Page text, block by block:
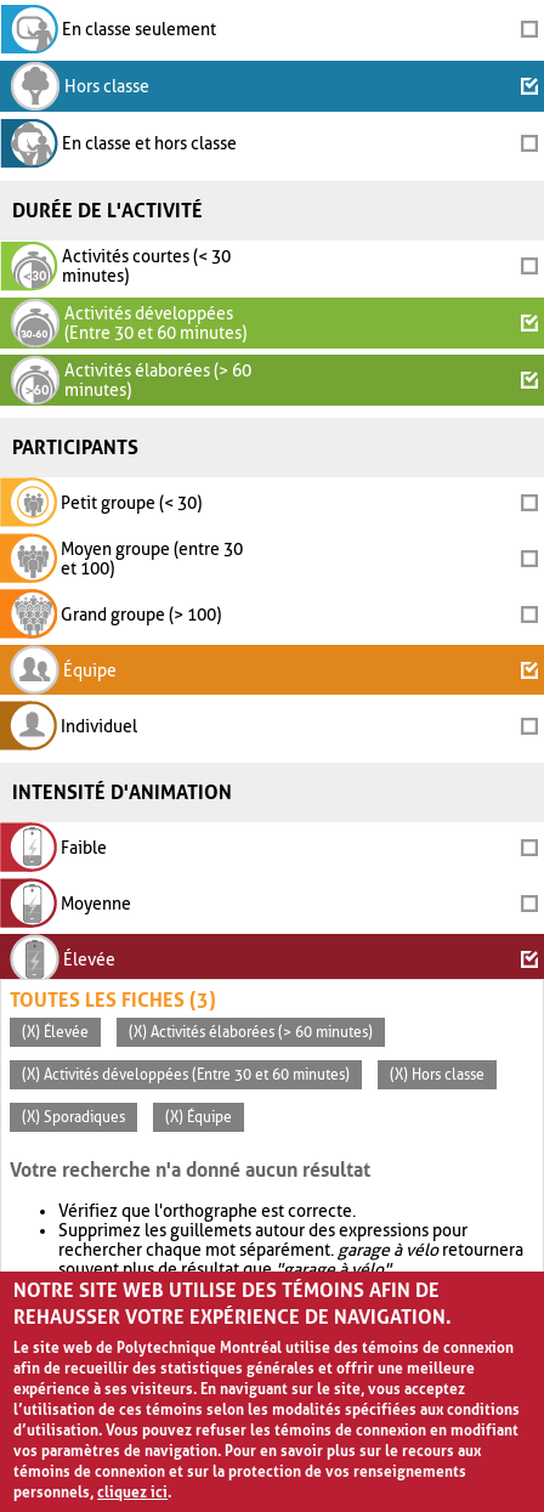
En classe seulement
Hors classe
En classe et hors classe
DURÉE DE L'ACTIVITÉ
Activités courtes (< 30
minutes)
Activités développées
(Entre 30 et 60 minutes)
Activités élaborées (> 60
minutes)
PARTICIPANTS
Petit groupe (< 30)
Moyen groupe (entre 30
et 100)
Grand groupe (> 100)
Équipe
Individuel
INTENSITÉ D'ANIMATION
Faible
Moyenne
Élevée
TOUTES LES FICHES (3)
(X) Élevée (X) Activités élaborées (> 60 minutes)
(X) Activités développées (Entre 30 et 60 minutes) (X) Hors classe
(X) Sporadiques (X) Équipe
Votre recherche n'a donné aucun résultat
Vérifiez que l'orthographe est correcte.
Supprimez les guillemets autour des expressions pour
rechercher chaque mot séparément. garage à véloretournera
souvent plus de résultat que"garage à vélo".
Envisagez d'élargir votre recherche avec OR.garage OR vélo
retournera souvent plus de résultat quegarage à vélo
NOTRE SITE WEB UTILISE DES TÉMOINS AFIN DE
REHAUSSER VOTRE EXPÉRIENCE DE NAVIGATION.
Le site web de Polytechnique Montréal utilise des témoins de connexion
afin de recueillir des statistiques générales et offrir une meilleure
expérience à ses visiteurs. En naviguant sur le site, vous acceptez
l’utilisation de ces témoins selon les modalités spécifiées aux conditions
d’utilisation. Vous pouvez refuser les témoins de connexion en modifiant
vos paramètres de navigation. Pour en savoir plus sur le recours aux
témoins de connexion et sur la protection de vos renseignements
personnels,cliquez ici.